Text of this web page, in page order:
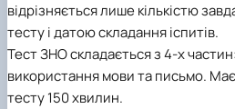
відрізняється лише кількістю
тесту і датою складання іспитів.
Тест ЗНО складається з 4-х
використання мови та письмо.
тесту 150 хвилин.